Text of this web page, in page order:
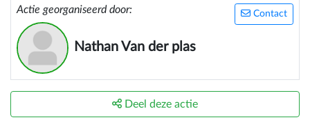
Contact
Actie georganiseerd door:
Nathan Van der plas
Deel deze actie